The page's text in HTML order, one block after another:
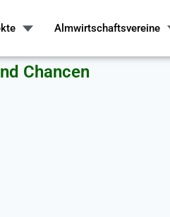
Almwirtschaftsvereine
Chancen